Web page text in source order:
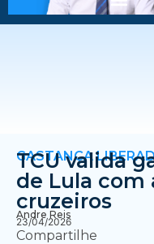
GASTANÇA
TCU valida
de Lula com
cruzeiros
Andre Reis
23/04/2026
Compartilhe